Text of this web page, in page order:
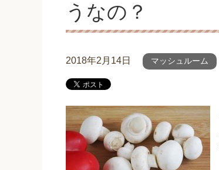
うなの？
2018年2月14日 マッシュルーム